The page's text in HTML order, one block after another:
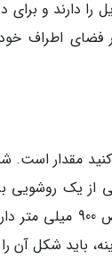
را دارند و
اطراف
مقدار است.
یک روشویی
باید شکل آن را